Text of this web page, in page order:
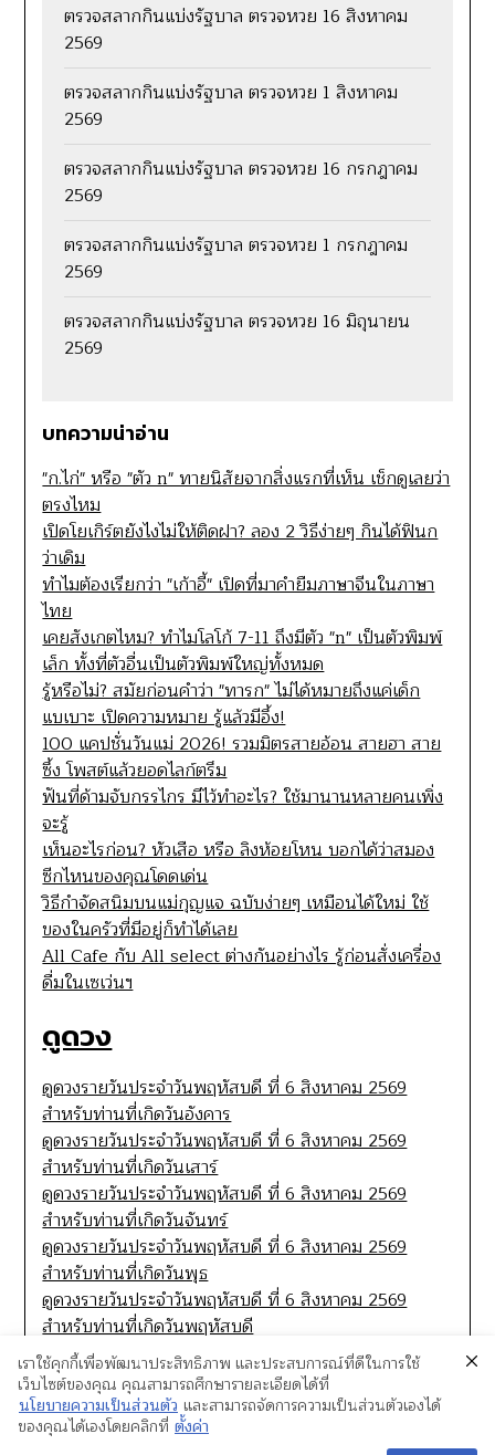
ตรวจสลากกินแบ่งรัฐบาล ตรวจหวย 16 สิงหาคม
2569
ตรวจสลากกินแบ่งรัฐบาล ตรวจหวย 1 สิงหาคม
2569
ตรวจสลากกินแบ่งรัฐบาล ตรวจหวย 16 กรกฎาคม
2569
ตรวจสลากกินแบ่งรัฐบาล ตรวจหวย 1 กรกฎาคม
2569
ตรวจสลากกินแบ่งรัฐบาล ตรวจหวย 16 มิถุนายน
2569
บทความน่าอ่าน
"ก.ไก่" หรือ "ตัว n" ทายนิสัยจากสิ่งแรกที่เห็น เช็กดูเลยว่า
ตรงไหม
เปิดโยเกิร์ตยังไงไม่ให้ติดฝา? ลอง 2 วิธีง่ายๆ กินได้ฟินก
ว่าเดิม
ทำไมต้องเรียกว่า "เก้าอี้" เปิดที่มาคำยืมภาษาจีนในภาษา
ไทย
เคยสังเกตไหม? ทำไมโลโก้ 7-11 ถึงมีตัว "n" เป็นตัวพิมพ์
เล็ก ทั้งที่ตัวอื่นเป็นตัวพิมพ์ใหญ่ทั้งหมด
รู้หรือไม่? สมัยก่อนคำว่า "ทารก" ไม่ได้หมายถึงแค่เด็ก
แบเบาะ เปิดความหมาย รู้แล้วมีอึ้ง!
100 แคปชั่นวันแม่ 2026! รวมมิตรสายอ้อน สายฮา สาย
ซึ้ง โพสต์แล้วยอดไลก์ตรึม
ฟันที่ด้ามจับกรรไกร มีไว้ทำอะไร? ใช้มานานหลายคนเพิ่ง
จะรู้
เห็นอะไรก่อน? หัวเสือ หรือ ลิงห้อยโหน บอกได้ว่าสมอง
ซีกไหนของคุณโดดเด่น
วิธีกำจัดสนิมบนแม่กุญแจ ฉบับง่ายๆ เหมือนได้ใหม่ ใช้
ของในครัวที่มีอยู่ก็ทำได้เลย
All Cafe กับ All select ต่างกันอย่างไร รู้ก่อนสั่งเครื่อง
ดื่มในเซเว่นฯ
ดูดวง
ดูดวงรายวันประจำวันพฤหัสบดี ที่ 6 สิงหาคม 2569
สำหรับท่านที่เกิดวันอังคาร
ดูดวงรายวันประจำวันพฤหัสบดี ที่ 6 สิงหาคม 2569
สำหรับท่านที่เกิดวันเสาร์
ดูดวงรายวันประจำวันพฤหัสบดี ที่ 6 สิงหาคม 2569
สำหรับท่านที่เกิดวันจันทร์
ดูดวงรายวันประจำวันพฤหัสบดี ที่ 6 สิงหาคม 2569
สำหรับท่านที่เกิดวันพุธ
ดูดวงรายวันประจำวันพฤหัสบดี ที่ 6 สิงหาคม 2569
สำหรับท่านที่เกิดวันพฤหัสบดี
เราใช้คุกกี้เพื่อพัฒนาประสิทธิภาพ และประสบการณ์ที่ดีในการใช้
เว็บไซต์ของคุณ คุณสามารถศึกษารายละเอียดได้ที่
นโยบายความเป็นส่วนตัว และสามารถจัดการความเป็นส่วนตัวเองได้
ของคุณได้เองโดยคลิกที่ ตั้งค่า